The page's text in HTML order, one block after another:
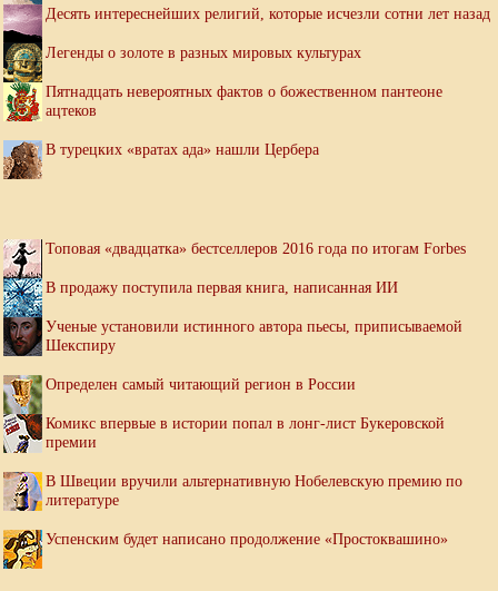
Десять интереснейших религий, которые исчезли сотни лет назад
Легенды о золоте в разных мировых культурах
Пятнадцать невероятных фактов о божественном пантеоне
ацтеков
В турецких «вратах ада» нашли Цербера
Топовая «двадцатка» бестселлеров 2016 года по итогам Forbes
В продажу поступила первая книга, написанная ИИ
Ученые установили истинного автора пьесы, приписываемой
Шекспиру
Определен самый читающий регион в России
Комикс впервые в истории попал в лонг-лист Букеровской
премии
В Швеции вручили альтернативную Нобелевскую премию по
литературе
Успенским будет написано продолжение «Простоквашино»